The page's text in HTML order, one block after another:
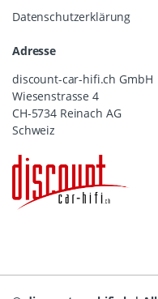
Datenschutzerklärung
Adresse
discount-car-hifi.ch GmbH
Wiesenstrasse 4
CH-5734 Reinach AG
Schweiz